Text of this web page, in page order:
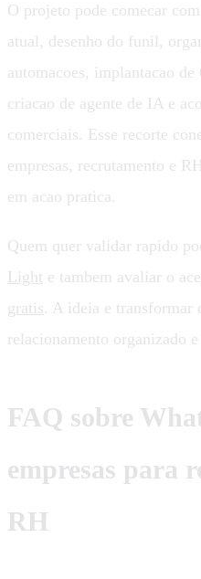
O projeto pode comecar
atual, desenho do funil,
automacoes, implantacao
criacao de agente de IA e
comerciais. Esse recorte
empresas, recrutamento e
em acao pratica.
Quem quer validar rapido
Light e tambem avaliar o
gratis. A ideia e transformar
relacionamento organizado
FAQ sobre
empresas para
RH